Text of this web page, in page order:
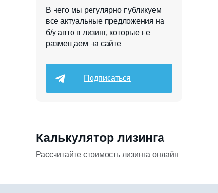
В него мы регулярно публикуем
все актуальные предложения на
б/у авто в лизинг, которые не
размещаем на сайте
Подписаться
Калькулятор лизинга
Рассчитайте стоимость лизинга онлайн